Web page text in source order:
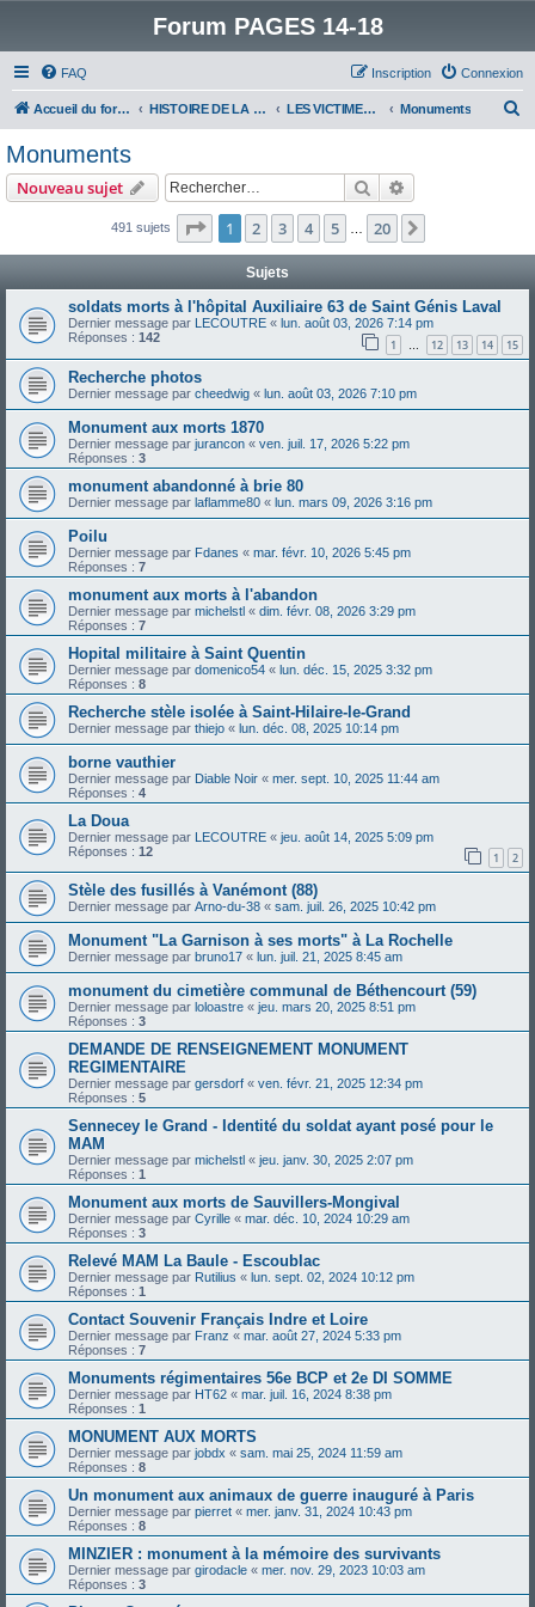
Forum PAGES 14-18
FAQ Connexion
Inscription
Accueil du forum HISTOIRE DE LA GRANDE GUERRE LES VICTIMES DE LA GRANDE GUERRE Monuments
e
Monuments
Nouveau sujet Rechercher
491 sujets Page 1sur20
1 2 3 4 5 20
Sujets
soldats morts à l'hôpital Auxiliaire 63 de Saint Génis Laval
Dernier message par LECOUTRE « lun. août 03, 2026 7:14 pm
Réponses : 142 1 … 12 13 14 15
Recherche photos
Dernier message par cheedwig « lun. août 03, 2026 7:10 pm
Monument aux morts 1870
Dernier message par jurancon « ven. juil. 17, 2026 5:22 pm
Réponses : 3
monument abandonné à brie 80
Dernier message par laflamme80 « lun. mars 09, 2026 3:16 pm
Poilu
Dernier message par Fdanes « mar. févr. 10, 2026 5:45 pm
Réponses : 7
monument aux morts à l'abandon
Dernier message par michelstl « dim. févr. 08, 2026 3:29 pm
Réponses : 7
Hopital militaire à Saint Quentin
Dernier message par domenico54 « lun. déc. 15, 2025 3:32 pm
Réponses : 8
Recherche stèle isolée à Saint-Hilaire-le-Grand
Dernier message par thiejo « lun. déc. 08, 2025 10:14 pm
borne vauthier
Dernier message par Diable Noir « mer. sept. 10, 2025 11:44 am
Réponses : 4
La Doua
Dernier message par LECOUTRE « jeu. août 14, 2025 5:09 pm
Réponses : 12 1 2
Stèle des fusillés à Vanémont (88)
Dernier message par Arno-du-38 « sam. juil. 26, 2025 10:42 pm
Monument "La Garnison à ses morts" à La Rochelle
Dernier message par bruno17 « lun. juil. 21, 2025 8:45 am
monument du cimetière communal de Béthencourt (59)
Dernier message par loloastre « jeu. mars 20, 2025 8:51 pm
Réponses : 3
DEMANDE DE RENSEIGNEMENT MONUMENT
REGIMENTAIRE
Dernier message par gersdorf « ven. févr. 21, 2025 12:34 pm
Réponses : 5
Sennecey le Grand - Identité du soldat ayant posé pour le
MAM
Dernier message par michelstl « jeu. janv. 30, 2025 2:07 pm
Réponses : 1
Monument aux morts de Sauvillers-Mongival
Dernier message par Cyrille « mar. déc. 10, 2024 10:29 am
Réponses : 3
Relevé MAM La Baule - Escoublac
Dernier message par Rutilius « lun. sept. 02, 2024 10:12 pm
Réponses : 1
Contact Souvenir Français Indre et Loire
Dernier message par Franz « mar. août 27, 2024 5:33 pm
Réponses : 7
Monuments régimentaires 56e BCP et 2e DI SOMME
Dernier message par HT62 « mar. juil. 16, 2024 8:38 pm
Réponses : 1
MONUMENT AUX MORTS
Dernier message par jobdx « sam. mai 25, 2024 11:59 am
Réponses : 8
Un monument aux animaux de guerre inauguré à Paris
Dernier message par pierret « mer. janv. 31, 2024 10:43 pm
Réponses : 8
MINZIER : monument à la mémoire des survivants
Dernier message par girodacle « mer. nov. 29, 2023 10:03 am
Réponses : 3